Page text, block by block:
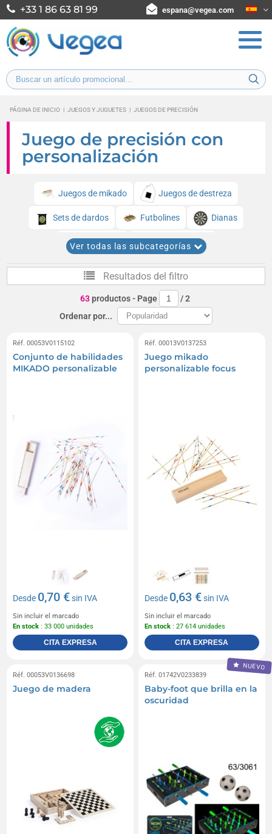
+33 1 86 63 81 99 espana@vegea.com
PÁGINA DE INICIO | JUEGOS Y JUGUETES | JUEGOS DE PRECISIÓN
Juego de precisión con
personalización
Juegos de mikado Juegos de destreza
Sets de dardos Futbolines Dianas
Laberintos Mesas de billar
Ver todas las subcategorías
Resultados del filtro
63productos- Page /2
Ordenar por...
Réf. 00053V0115102
Conjunto de habilidades
MIKADO personalizable
Desde 0,70 €sin IVA
Sin incluir el marcado
En stock : 33 000 unidades
CITA EXPRESA
Réf. 00013V0137253
Juego mikado
personalizable focus
Desde 0,63 €sin IVA
Sin incluir el marcado
En stock : 27 614 unidades
CITA EXPRESA
Réf. 00053V0136698
Juego de madera
NUEVO
Réf. 01742V0233839
Baby-foot que brilla en la
oscuridad